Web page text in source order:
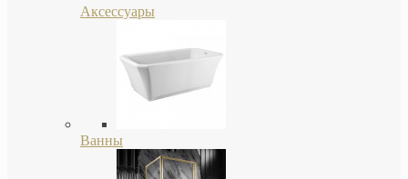
Аксессуары
Ванны